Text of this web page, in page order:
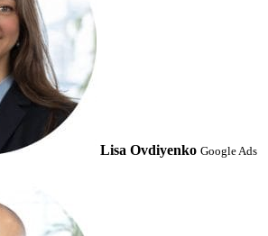
Lisa Ovdiyenko Google Ads